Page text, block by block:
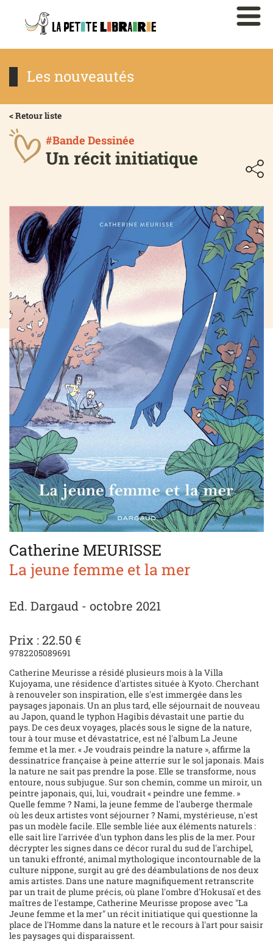
Les nouveautés
< Retour liste
#Bande Dessinée
Un récit initiatique
Catherine MEURISSE
La jeune femme et la mer
Ed. Dargaud - octobre 2021
Prix : 22.50 €
9782205089691
Catherine Meurisse a résidé plusieurs mois à la Villa
Kujoyama, une résidence d'artistes située à Kyoto. Cherchant
à renouveler son inspiration, elle s'est immergée dans les
paysages japonais. Un an plus tard, elle séjournait de nouveau
au Japon, quand le typhon Hagibis dévastait une partie du
pays. De ces deux voyages, placés sous le signe de la nature,
tour à tour muse et dévastatrice, est né l'album La Jeune
femme et la mer. « Je voudrais peindre la nature », affirme la
dessinatrice française à peine atterrie sur le sol japonais. Mais
la nature ne sait pas prendre la pose. Elle se transforme, nous
entoure, nous subjugue. Sur son chemin, comme un miroir, un
peintre japonais, qui, lui, voudrait « peindre une femme. »
Quelle femme ? Nami, la jeune femme de l'auberge thermale
où les deux artistes vont séjourner ? Nami, mystérieuse, n'est
pas un modèle facile. Elle semble liée aux éléments naturels :
elle sait lire l'arrivée d'un typhon dans les plis de la mer. Pour
décrypter les signes dans ce décor rural du sud de l'archipel,
un tanuki effronté, animal mythologique incontournable de la
culture nippone, surgit au gré des déambulations de nos deux
amis artistes. Dans une nature magnifiquement retranscrite
par un trait de plume précis, où plane l'ombre d'Hokusaï et des
maîtres de l'estampe, Catherine Meurisse propose avec "La
Jeune femme et la mer" un récit initiatique qui questionne la
place de l'Homme dans la nature et le recours à l'art pour saisir
les paysages qui disparaissent.